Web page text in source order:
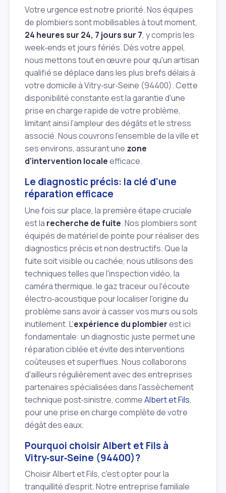
Votre urgence est notre priorité. Nos équipes
de plombiers sont mobilisables à tout moment,
24 heures sur 24, 7 jours sur 7, y compris les
week‑ends et jours fériés. Dès votre appel,
nous mettons tout en œuvre pour qu'un artisan
qualifié se déplace dans les plus brefs délais à
votre domicile à Vitry‑sur‑Seine (94400). Cette
disponibilité constante est la garantie d'une
prise en charge rapide de votre problème,
limitant ainsi l'ampleur des dégâts et le stress
associé. Nous couvrons l'ensemble de la ville et
ses environs, assurant une zone
d'intervention localeefficace.
Le diagnostic précis: la clé d'une
réparation efficace
Une fois sur place, la première étape cruciale
est la recherche de fuite. Nos plombiers sont
équipés de matériel de pointe pour réaliser des
diagnostics précis et non destructifs. Que la
fuite soit visible ou cachée, nous utilisons des
techniques telles que l'inspection vidéo, la
caméra thermique, le gaz traceur ou l'écoute
électro‑acoustique pour localiser l'origine du
problème sans avoir à casser vos murs ou sols
inutilement. L'expérience du plombierest ici
fondamentale: un diagnostic juste permet une
réparation ciblée et évite des interventions
coûteuses et superflues. Nous collaborons
d'ailleurs régulièrement avec des entreprises
partenaires spécialisées dans l'assèchement
technique post‑sinistre, commeAlbert et Fils,
pour une prise en charge complète de votre
dégât des eaux.
Pourquoi choisir Albert et Fils à
Vitry‑sur‑Seine (94400)?
Choisir Albert et Fils, c'est opter pour la
tranquillité d'esprit. Notre entreprise familiale